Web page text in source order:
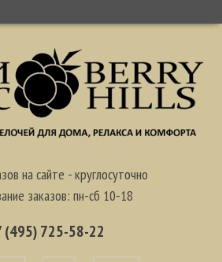
на сайте - круглосуточно
заказов: пн-сб 10-18
(495) 725-58-22